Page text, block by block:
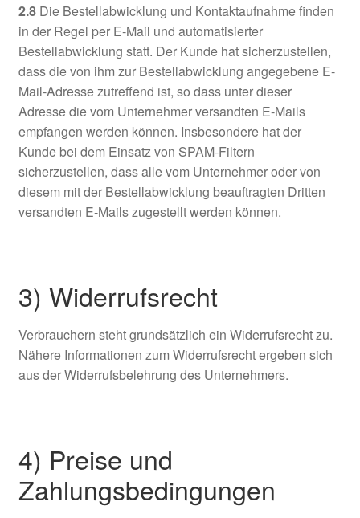
2.8Die Bestellabwicklung und Kontaktaufnahme finden
in der Regel per E-Mail und automatisierter
Bestellabwicklung statt. Der Kunde hat sicherzustellen,
dass die von ihm zur Bestellabwicklung angegebene E-
Mail-Adresse zutreffend ist, so dass unter dieser
Adresse die vom Unternehmer versandten E-Mails
empfangen werden können. Insbesondere hat der
Kunde bei dem Einsatz von SPAM-Filtern
sicherzustellen, dass alle vom Unternehmer oder von
diesem mit der Bestellabwicklung beauftragten Dritten
versandten E-Mails zugestellt werden können.
3) Widerrufsrecht
Verbrauchern steht grundsätzlich ein Widerrufsrecht zu.
Nähere Informationen zum Widerrufsrecht ergeben sich
aus der Widerrufsbelehrung des Unternehmers.
4) Preise und
Zahlungsbedingungen